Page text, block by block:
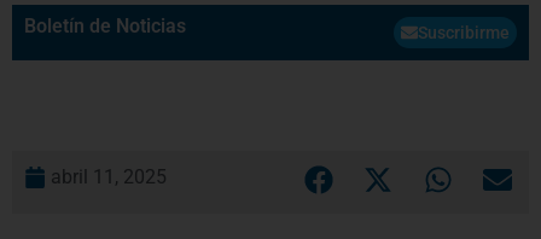
Boletín de Noticias Suscribirme
abril 11, 2025